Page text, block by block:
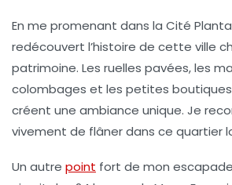
En me promenant dans la Cité
redécouvert l’histoire de cette ville
patrimoine. Les ruelles pavées, les
colombages et les petites
créent une ambiance unique. Je
vivement de flâner dans ce quartier
Un autre point fort de mon